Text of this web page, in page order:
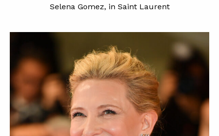
Selena Gomez, in Saint Laurent